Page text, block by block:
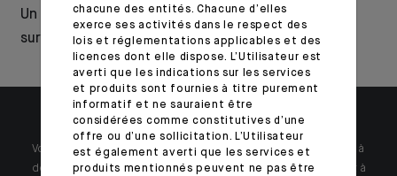
Un été sous
surveillance
Résilience sous
pression
Votre patrimoine est unique et requiert des réponses spécifiques à
des problématiques singulières. Jour après jour, nos experts sont à
chacune des entités. Chacune d’elles
exerce ses activités dans le respect des
lois et réglementations applicables et des
licences dont elle dispose. L’Utilisateur est
averti que les indications sur les services
et produits sont fournies à titre purement
informatif et ne sauraient être
considérées comme constitutives d’une
offre ou d’une sollicitation. L’Utilisateur
est également averti que les services et
produits mentionnés peuvent ne pas être